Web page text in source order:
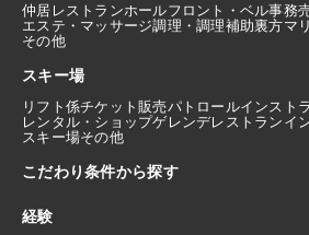
仲居 レストランホールフロント・ベル事務
エステ・マッサージ調理・調理補助裏方マ
その他
スキー場
リフト係チケット販売パトロールインスト
レンタル・ショップゲレンデレストラン イ
スキー場その他
こだわり条件から探す
経験